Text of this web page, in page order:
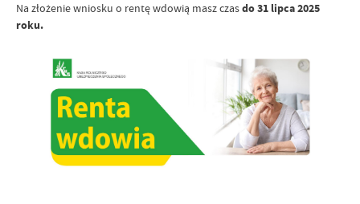
Na złożenie wniosku o rentę wdowią masz czasdo 31 lipca 2025
roku.